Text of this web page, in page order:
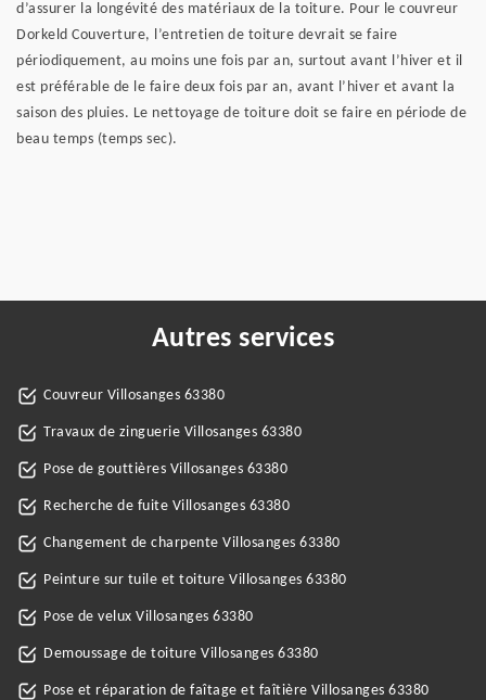
d’assurer la longévité des matériaux de la toiture. Pour le couvreur
Dorkeld Couverture, l’entretien de toiture devrait se faire
périodiquement, au moins une fois par an, surtout avant l’hiver et il
est préférable de le faire deux fois par an, avant l’hiver et avant la
saison des pluies. Le nettoyage de toiture doit se faire en période de
beau temps (temps sec).
Autres services
Couvreur Villosanges 63380
Travaux de zinguerie Villosanges 63380
Pose de gouttières Villosanges 63380
Recherche de fuite Villosanges 63380
Changement de charpente Villosanges 63380
Peinture sur tuile et toiture Villosanges 63380
Pose de velux Villosanges 63380
Demoussage de toiture Villosanges 63380
Pose et réparation de faîtage et faîtière Villosanges 63380